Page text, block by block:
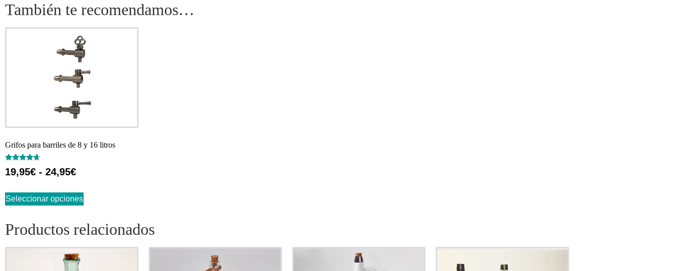
También te recomendamos…
Grifos para barriles de 8 y 16 litros
Valorado
con
19,95€ - 24,95€
Seleccionar opciones
Productos relacionados